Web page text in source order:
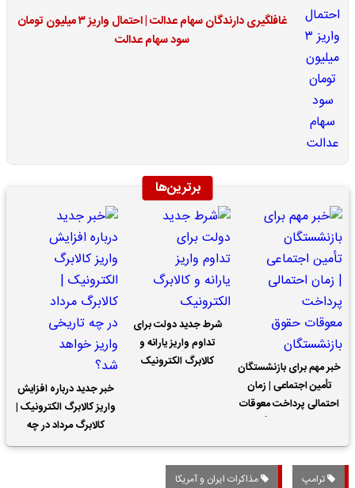
غافلگیری دارندگان سهام عدالت | احتمال واریز ۳ میلیون تومان
سود سهام عدالت
برترین‌ها
خبر مهم برای بازنشستگان
تأمین اجتماعی | زمان
احتمالی پرداخت معوقات
شرط جدید دولت برای
تداوم واریز یارانه و
کالابرگ الکترونیک
خبر جدید درباره افزایش
واریز کالابرگ الکترونیک |
کالابرگ مرداد در چه
تاریخی واریز خواهد شد؟
ترامپ مذاکرات ایران و آمریکا